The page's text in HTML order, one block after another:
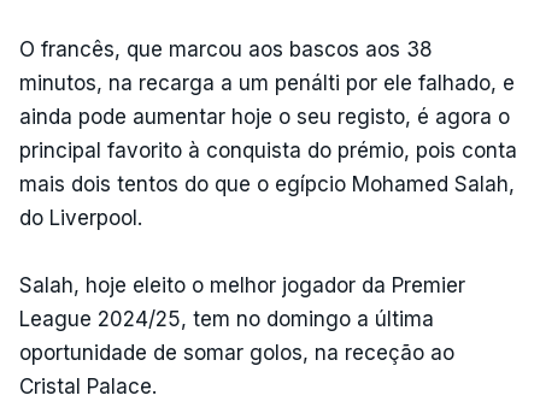
O francês, que marcou aos bascos aos 38
minutos, na recarga a um penálti por ele falhado, e
ainda pode aumentar hoje o seu registo, é agora o
principal favorito à conquista do prémio, pois conta
mais dois tentos do que o egípcio Mohamed Salah,
do Liverpool.
Salah, hoje eleito o melhor jogador da Premier
League 2024/25, tem no domingo a última
oportunidade de somar golos, na receção ao
Cristal Palace.